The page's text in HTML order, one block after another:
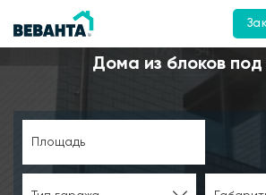
Дома из блоков
Площадь